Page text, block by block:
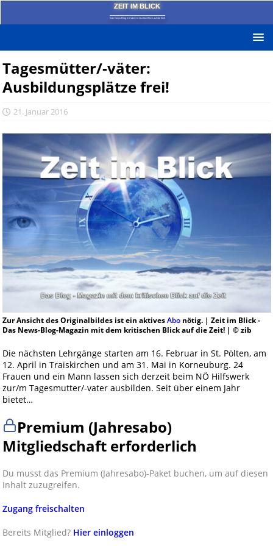
ZEIT IM BLICK
Das News-Blog mit dem kritischen Blick auf die Zeit!
Tagesmütter/-väter:
Ausbildungsplätze frei!
21. Januar 2016
Zur Ansicht des Originalbildes ist ein aktivesAbonötig. | Zeit im Blick -
Das News-Blog-Magazin mit dem kritischen Blick auf die Zeit! | © zib
Die nächsten Lehrgänge starten am 16. Februar in St. Pölten, am
12. April in Traiskirchen und am 31. Mai in Korneuburg. 24
Frauen und ein Mann lassen sich derzeit beim NÖ Hilfswerk
zur/m Tagesmutter/-vater ausbilden. Seit über einem Jahr
bietet…
Premium (Jahresabo)
Mitgliedschaft erforderlich
Du musst das Premium (Jahresabo)-Paket buchen, um auf diesen
Inhalt zuzugreifen.
Zugang freischalten
Bereits Mitglied? Hier einloggen